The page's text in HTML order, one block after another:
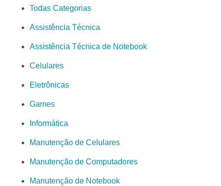
Todas Categorias
Assistência Técnica
Assistência Técnica de Notebook
Celulares
Eletrônicas
Games
Informática
Manutenção de Celulares
Manutenção de Computadores
Manutenção de Notebook